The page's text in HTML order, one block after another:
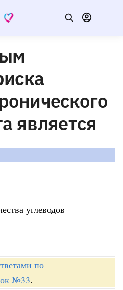
является
углеводов
по
№33.